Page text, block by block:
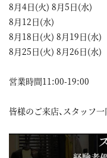
8月4日(火) 8月5日(水)
8月12日(水)
8月18日(火) 8月19日(水)
8月25日(火) 8月26日(水)
営業時間11:00-19:00
皆様のご来店、スタッフ